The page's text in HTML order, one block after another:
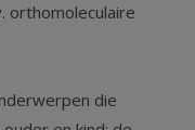
orthomoleculaire
die